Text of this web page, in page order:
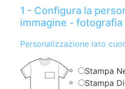
1 - Configura la
immagine - fotografia
Personalizzazione lato
Stampa
Stampa